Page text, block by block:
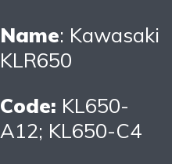
Name: Kawasaki
KLR650
Code: KL650-
A12; KL650-C4